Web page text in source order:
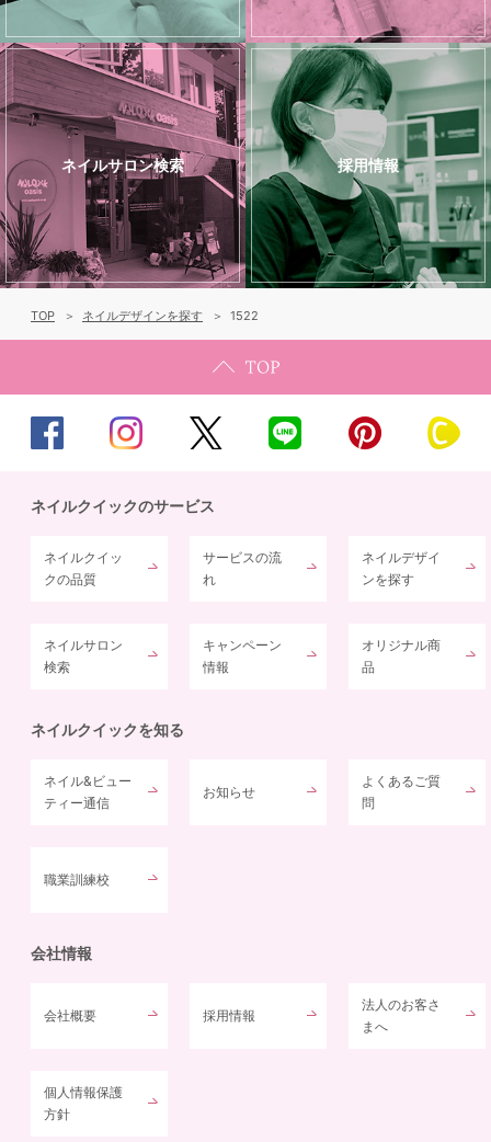
ネイルサロン検索 採用情報
TOP ネイルデザインを探す 1522
ネイルクイックのサービス
ネイルクイッ
クの品質
サービスの流
れ
ネイルデザイ
ンを探す
ネイルサロン
検索
キャンペーン
情報
オリジナル商
品
ネイルクイックを知る
ネイル&ビュー
ティー通信
お知らせ
よくあるご質
問
職業訓練校
会社情報
会社概要 採用情報
法人のお客さ
まへ
個人情報保護
方針